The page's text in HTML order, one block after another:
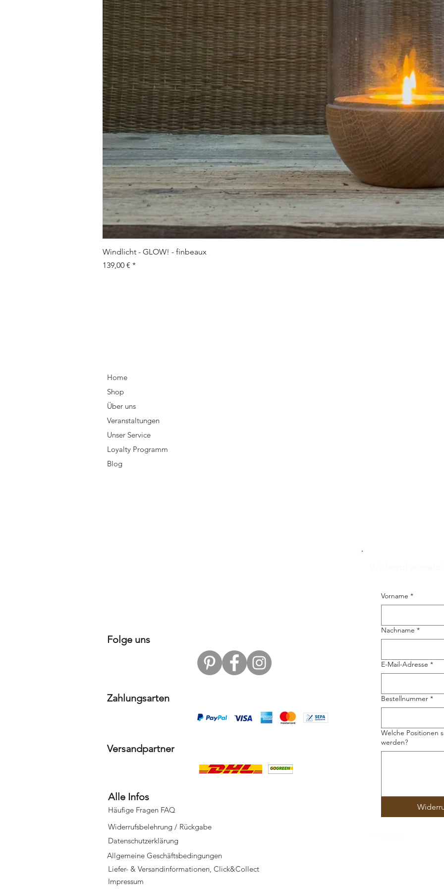
Windlicht - GLOW! - finbeaux
Prix
139,00 €
Home
Shop
Über uns
Veranstaltungen
Unser Service
Loyalty Programm
Blog
Folge uns
Zahlungsarten
Vorname *
Nachname *
E-Mail-Adresse *
Bestellnummer *
Welche Positionen
werden?
Versandpartner
Alle Infos
Liefer- & Versandinformationen, Click&Collect
Häufige Fragen FAQ
Widerrufsbelehrung / Rückgabe
Allgemeine Geschäftsbedingungen
Datenschutzerklärung
Impressum